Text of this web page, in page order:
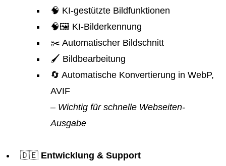
🧠 KI-gestützte Bildfunktionen
🧠🖼️ KI-Bilderkennung
✂️ Automatischer Bildschnitt
🖌️ Bildbearbeitung
🔄 Automatische Konvertierung in WebP,
AVIF
– Wichtig für schnelle Webseiten-
Ausgabe
🇩🇪 Entwicklung & Support